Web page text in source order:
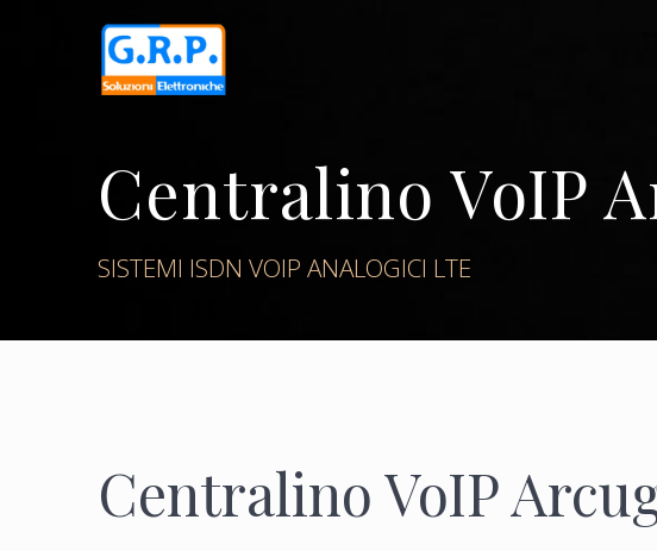
Centralino VoIP
SISTEMI ISDN VOIP ANALOGICI LTE
Centralino VoIP